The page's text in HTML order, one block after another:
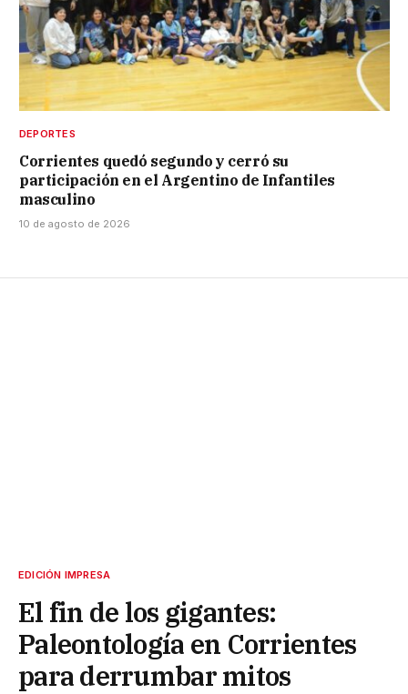
DEPORTES
Corrientes quedó segundo y cerró su
participación en el Argentino de Infantiles
masculino
10 de agosto de 2026
EDICIÓN IMPRESA
El fin de los gigantes:
Paleontología en Corrientes
para derrumbar mitos